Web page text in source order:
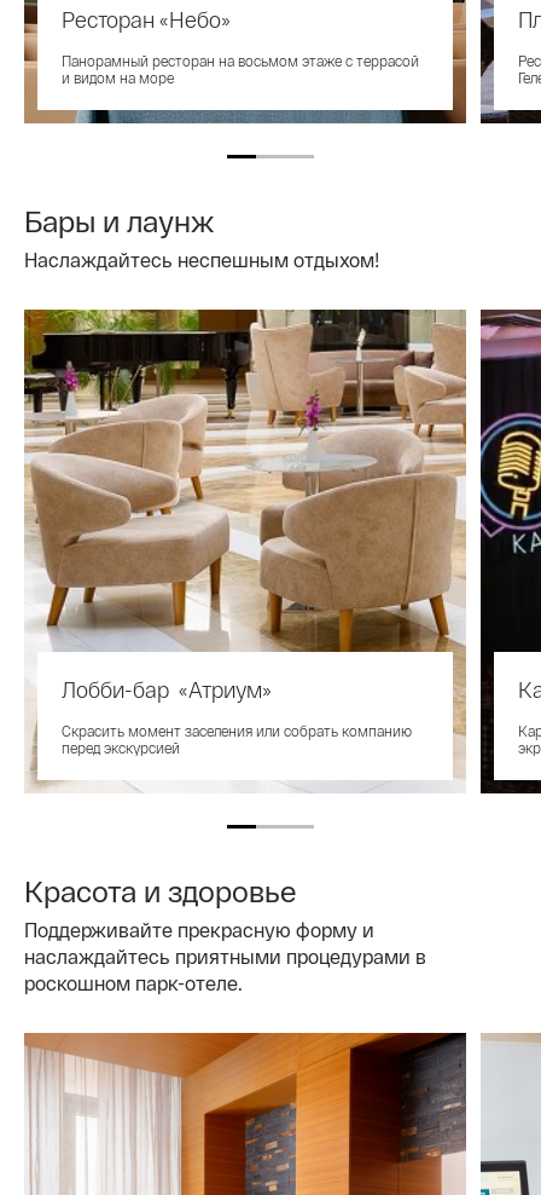
Ресторан «Небо»
Панорамный ресторан на восьмом этаже с террасой
и видом на море
Бары и лаунж
Наслаждайтесь неспешным отдыхом!
Лобби-бар «Атриум»
Скрасить момент заселения или собрать компанию
перед экскурсией
Красота и здоровье
Поддерживайте прекрасную форму и
наслаждайтесь приятными процедурами в
роскошном парк-отеле.